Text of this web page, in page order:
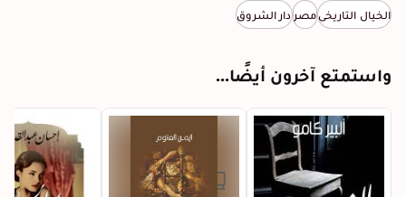
الخيال التاريخيمصر دار الشروق
واستمتع آخرون أيضًا...